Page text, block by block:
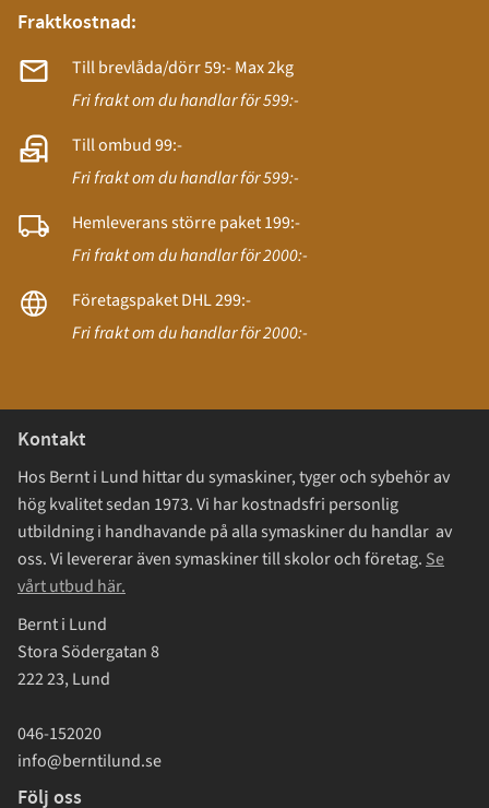
Fraktkostnad:
Till brevlåda/dörr 59:- Max 2kg
Fri frakt om du handlar för 599:-
Till ombud 99:-
Fri frakt om du handlar för 599:-
Hemleverans större paket 199:-
Fri frakt om du handlar för 2000:-
Företagspaket DHL 299:-
Fri frakt om du handlar för 2000:-
Kontakt
Hos Bernt i Lund hittar du symaskiner, tyger och sybehör av
hög kvalitet sedan 1973. Vi har kostnadsfri personlig
utbildning i handhavande på alla symaskiner du handlar av
oss. Vi levererar även symaskiner till skolor och företag. Se
vårt utbud här.
Bernt i Lund
Stora Södergatan 8
222 23, Lund
046-152020
info@berntilund.se
Följ oss